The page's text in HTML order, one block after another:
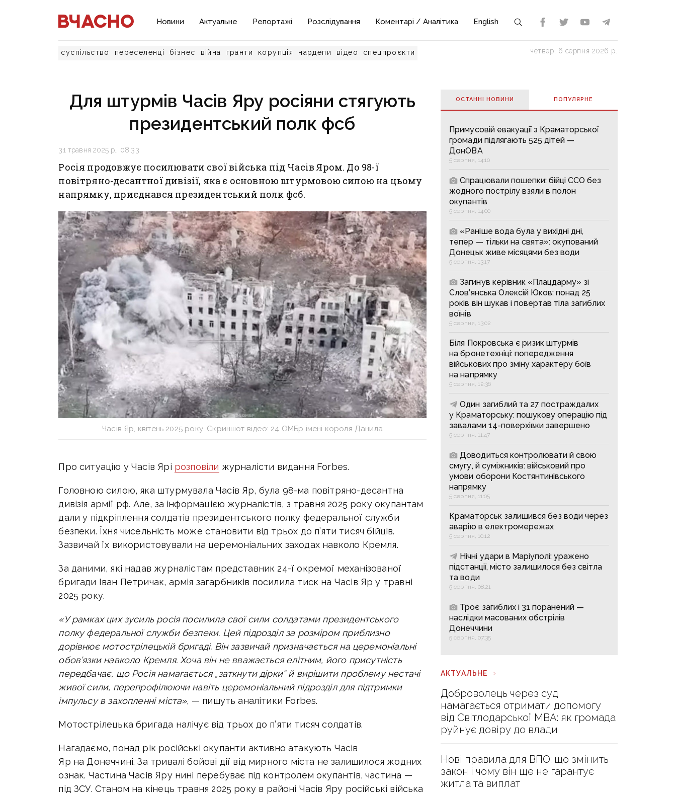
Новини Актуальне Репортажі Розслідування Коментарі / Аналітика English
суспільство переселенці бізнес війна гранти корупція нардепи відео спецпроєкти четвер, 6 серпня 2026 р.
Для штурмів Часів Яру росіяни стягують
президентський полк фсб
31 травня 2025 р., 08:33
Росія продовжує посилювати свої війська під Часів Яром. До 98-ї
повітряно-десантної дивізії, яка є основною штурмовою силою на цьому
напрямку, приєднався президентський полк фсб.
Часів Яр, квітень 2025 року. Скриншот відео: 24 ОМБр імені короля Данила
Про ситуацію у Часів Ярі розповіли журналісти видання Forbes.
Головною силою, яка штурмувала Часів Яр, була 98-ма повітряно-десантна
дивізія армії рф. Але, за інформацією журналістів, з травня 2025 року окупантам
дали у підкріплення солдатів президентського полку федеральної служби
безпеки. Їхня чисельність може становити від трьох до п’яти тисяч бійців.
Зазвичай їх використовували на церемоніальних заходах навколо Кремля.
За даними, які надав журналістам представник 24-ї окремої механізованої
бригади Іван Петричак, армія загарбників посилила тиск на Часів Яр у травні
2025 року.
«У рамках цих зусиль росія посилила свої сили солдатами президентського
полку федеральної служби безпеки. Цей підрозділ за розміром приблизно
дорівнює мотострілецькій бригаді. Він зазвичай призначається на церемоніальні
обов’язки навколо Кремля. Хоча він не вважається елітним, його присутність
передбачає, що Росія намагається „заткнути дірки“ й вирішити проблему нестачі
живої сили, перепрофілюючи навіть церемоніальний підрозділ для підтримки
імпульсу в захопленні міста», — пишуть аналітики Forbes.
Мотострілецька бригада налічує від трьох до п’яти тисяч солдатів.
Нагадаємо, понад рік російські окупанти активно атакують Часів
Яр на Донеччині. За тривалі бойові дії від мирного міста не залишилося жодних
ознак. Частина Часів Яру нині перебуває під контролем окупантів, частина —
під ЗСУ. Станом на кінець травня 2025 року в районі Часів Яру російські війська
ОСТАННІ НОВИНИ ПОПУЛЯРНE
Примусовій евакуації з Краматорської
громади підлягають 525 дітей —
ДонОВА
5 серпня, 14:10
Спрацювали пошепки: бійці ССО без
жодного пострілу взяли в полон
окупантів
5 серпня, 14:00
«Раніше вода була у вихідні дні,
тепер — тільки на свята»: окупований
Донецьк живе місяцями без води
5 серпня, 13:17
Загинув керівник «Плацдарму» зі
Слов’янська Олексій Юков: понад 25
років він шукав і повертав тіла загиблих
воїнів
5 серпня, 13:02
Біля Покровська є ризик штурмів
на бронетехніці: попередження
військових про зміну характеру боїв
на напрямку
5 серпня, 12:36
Один загиблий та 27 постраждалих
у Краматорську: пошукову операцію під
завалами 14-поверхівки завершено
5 серпня, 11:47
Доводиться контролювати й свою
смугу, й суміжників: військовий про
умови оборони Костянтинівського
напрямку
5 серпня, 11:05
Краматорськ залишився без води через
аварію в електромережах
5 серпня, 10:12
Нічні удари в Маріуполі: уражено
підстанції, місто залишилося без світла
та води
5 серпня, 08:21
Троє загиблих і 31 поранений —
наслідки масованих обстрілів
Донеччини
5 серпня, 07:35
АКТУАЛЬНЕ
Доброволець через суд
намагається отримати допомогу
від Світлодарської МВА: як громада
руйнує довіру до влади
Нові правила для ВПО: що змінить
закон і чому він ще не гарантує
житла та виплат